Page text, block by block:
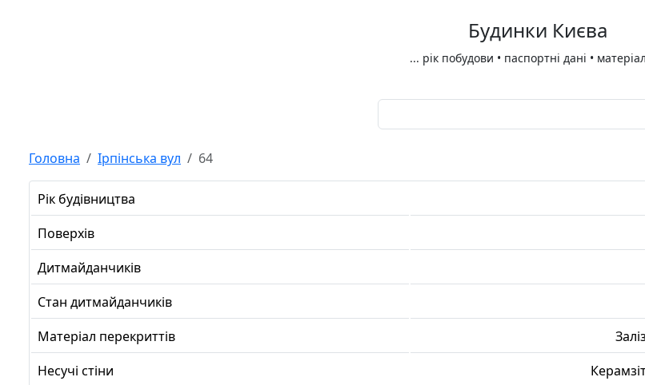
Будинки Києва
... рік побудови • паспортні дані •
Головна Ірпінська вул 64
Рік будівництва
Поверхів
Дитмайданчиків
Стан дитмайданчиків
Матеріал перекриттів
Несучі стіни